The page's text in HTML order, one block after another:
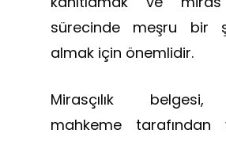
sürecinde meşru bir
almak için önemlidir.
Mirasçılık belgesi,
mahkeme tarafından